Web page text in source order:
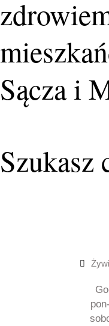
Sącza i
Szukasz